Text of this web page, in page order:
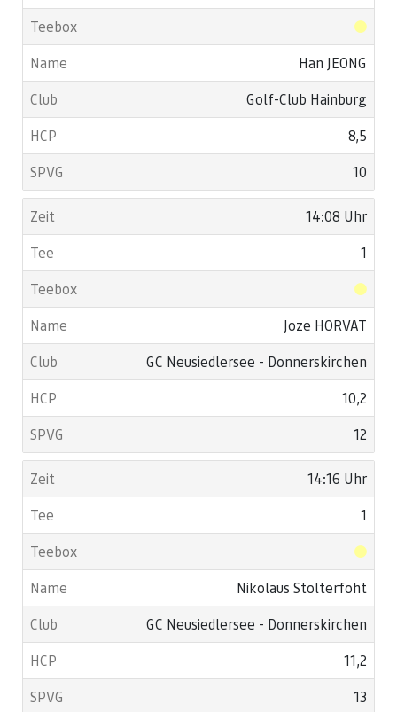
Han JEONG
Golf-Club Hainburg
8,5
10
14:08 Uhr
1
Joze HORVAT
GC Neusiedlersee - Donnerskirchen
10,2
12
14:16 Uhr
1
Nikolaus Stolterfoht
GC Neusiedlersee - Donnerskirchen
11,2
13